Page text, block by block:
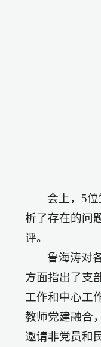
会上，5
析了存在的问
评。
鲁海涛对
方面指出了支
工作和中心工
教师党建融合
邀请非党员和